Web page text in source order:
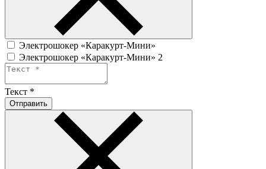
Электрошокер «Каракурт-Мини»
Электрошокер «Каракурт-Мини» 2
Текст *
Отправить